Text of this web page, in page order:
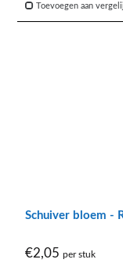
Toevoegen aan
Schuiver bloem -
€2,05 per stuk